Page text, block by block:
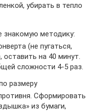
убирать в тепло
знакомую методику:
(не пугаться,
оставить на 40 минут.
сложности 4-5 раз.
размеру
Сформировать
из бумаги,